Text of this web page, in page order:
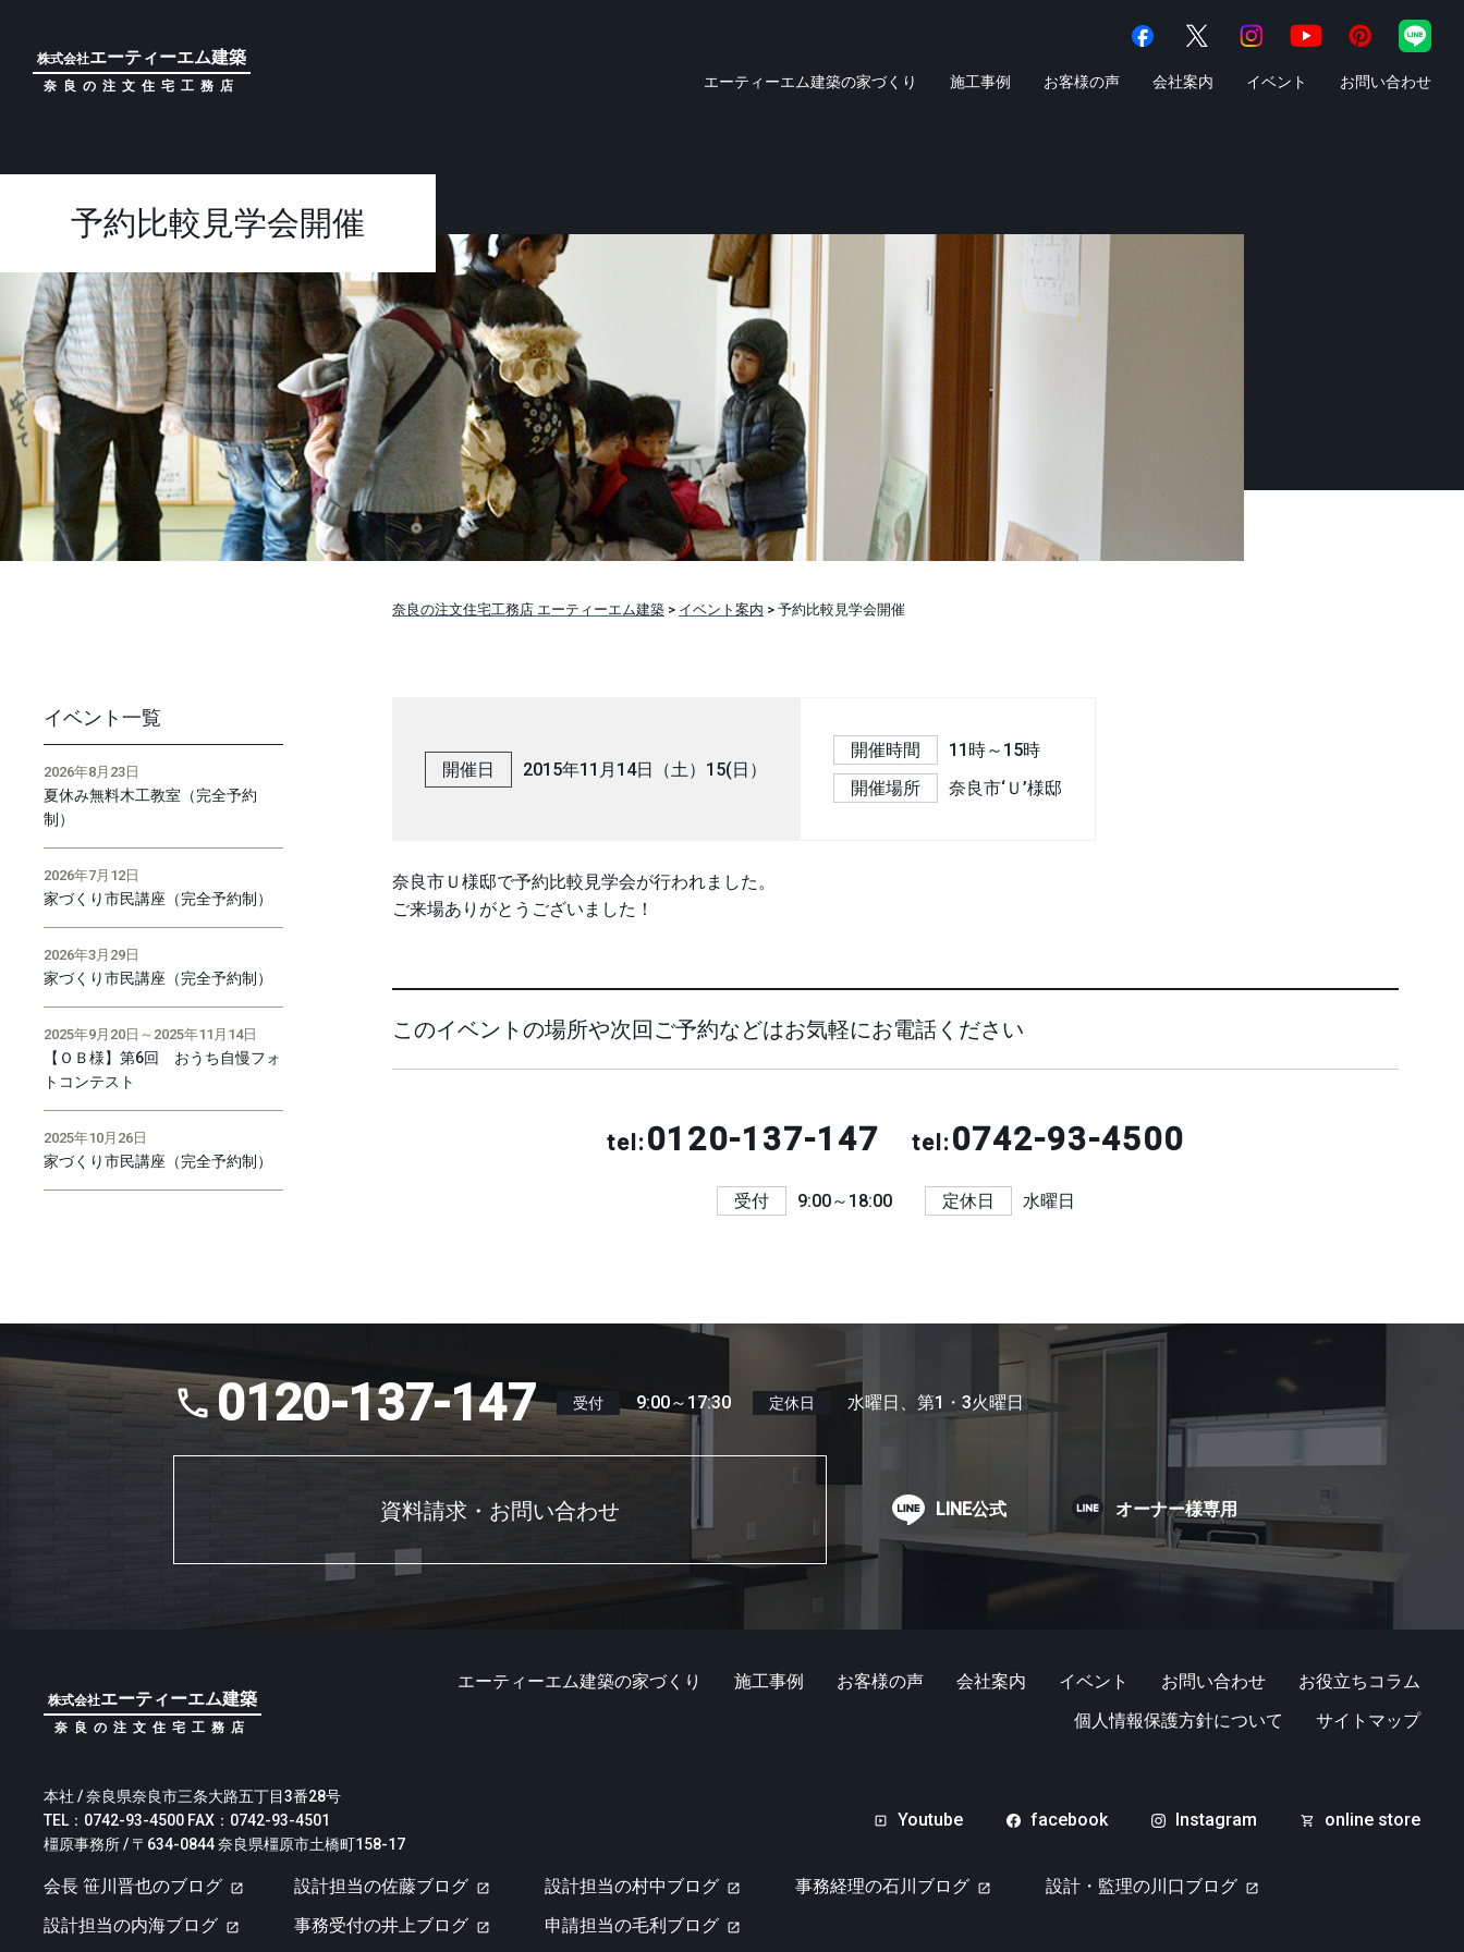
株式会社エーティーエム建築
奈良の注文住宅工務店 エーティーエム建築の家づくり 施工事例 お客様の声 会社案内 イベント お問い合わせ
予約比較見学会開催
奈良の注文住宅工務店 エーティーエム建築 > イベント案内 > 予約比較見学会開催
開催日 2015年11月14日（土）15(日）
開催時間
11時～15時
開催場所
奈良市‘Ｕ’様邸
奈良市Ｕ様邸で予約比較見学会が行われました。
ご来場ありがとうございました！
このイベントの場所や次回ご予約などはお気軽にお電話ください
tel:0120-137-147 tel:0742-93-4500
受付 9:00～18:00 定休日 水曜日
イベント一覧
2026年8月23日
夏休み無料木工教室（完全予約
制）
2026年7月12日
家づくり市民講座（完全予約制）
2026年3月29日
家づくり市民講座（完全予約制）
2025年9月20日～2025年11月14日
【ＯＢ様】第6回 おうち自慢フォ
トコンテスト
2025年10月26日
家づくり市民講座（完全予約制）
0120-137-147 受付 9:00～17:30 定休日 水曜日、第1・3火曜日
資料請求・お問い合わせ LINE公式 オーナー様専用
株式会社エーティーエム建築
奈良の注文住宅工務店
エーティーエム建築の家づくり 施工事例 お客様の声 会社案内 イベント お問い合わせ
お役立ちコラム
個人情報保護方針について
サイトマップ
本社 / 奈良県奈良市三条大路五丁目3番28号
TEL：0742-93-4500 FAX：0742-93-4501
橿原事務所 / 〒634-0844 奈良県橿原市土橋町158-17
Youtube facebook Instagram online store
会長 笹川晋也のブログ 設計担当の佐藤ブログ 設計担当の村中ブログ 事務経理の石川ブログ
設計・監理の川口ブログ
設計担当の内海ブログ
事務受付の井上ブログ 申請担当の毛利ブログ